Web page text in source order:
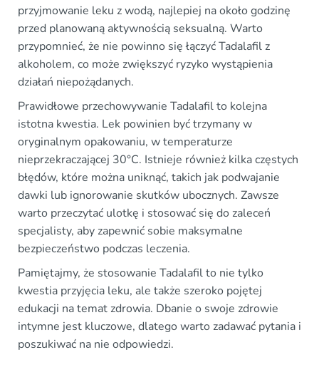
przyjmowanie leku z wodą, najlepiej na około godzinę
przed planowaną aktywnością seksualną. Warto
przypomnieć, że nie powinno się łączyć Tadalafil z
alkoholem, co może zwiększyć ryzyko wystąpienia
działań niepożądanych.
Prawidłowe przechowywanie Tadalafil to kolejna
istotna kwestia. Lek powinien być trzymany w
oryginalnym opakowaniu, w temperaturze
nieprzekraczającej 30°C. Istnieje również kilka częstych
błędów, które można uniknąć, takich jak podwajanie
dawki lub ignorowanie skutków ubocznych. Zawsze
warto przeczytać ulotkę i stosować się do zaleceń
specjalisty, aby zapewnić sobie maksymalne
bezpieczeństwo podczas leczenia.
Pamiętajmy, że stosowanie Tadalafil to nie tylko
kwestia przyjęcia leku, ale także szeroko pojętej
edukacji na temat zdrowia. Dbanie o swoje zdrowie
intymne jest kluczowe, dlatego warto zadawać pytania i
poszukiwać na nie odpowiedzi.